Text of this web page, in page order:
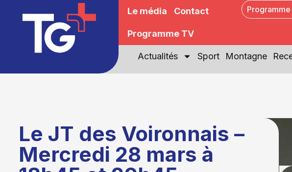
Le média Contact
Programme TV
Actualités Sport Montagne
Le JT des Voironnais –
Mercredi 28 mars à